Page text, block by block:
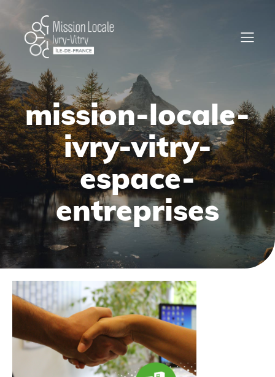
mission-locale-
ivry-vitry-
espace-
entreprises